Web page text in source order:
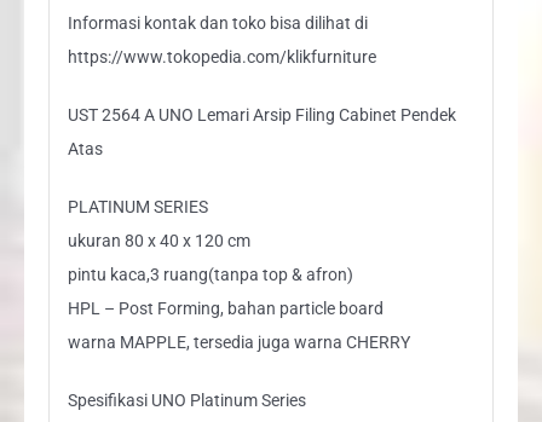
Informasi kontak dan toko bisa dilihat di
https://www.tokopedia.com/klikfurniture
UST 2564 A UNO Lemari Arsip Filing Cabinet Pendek
Atas
PLATINUM SERIES
ukuran 80 x 40 x 120 cm
pintu kaca,3 ruang(tanpa top & afron)
HPL – Post Forming, bahan particle board
warna MAPPLE, tersedia juga warna CHERRY
Spesifikasi UNO Platinum Series